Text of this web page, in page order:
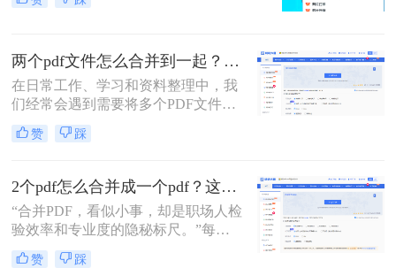
在后台收到类似的求助：“手头有三
一个PDF文件里？”
两个pdf文件怎么合并到一起？一篇涵盖所有主流方法的终极指南！
在日常工作、学习和资料整理中，我
们经常会遇到需要将多个PDF文件合
并为一个的情况。无论是整合多个章
节的电子书、汇总一份报告的各个部
PDF文档，掌握高效、可靠的PDF合
并技能至关重要。市面上有许多工具
可以实现这一功能，但各有优劣。那
么两个pdf文件怎么合并到一起呢？本
文将为您详细介绍四种主流且有效的
赞 踩
2个pdf怎么合并成一个pdf？这3个方法让你效率翻倍，安全省心！
“合并PDF，看似小事，却是职场人检
验效率和专业度的隐秘标尺。”每到
月底汇总报告、项目结案需整合多方
赞 踩